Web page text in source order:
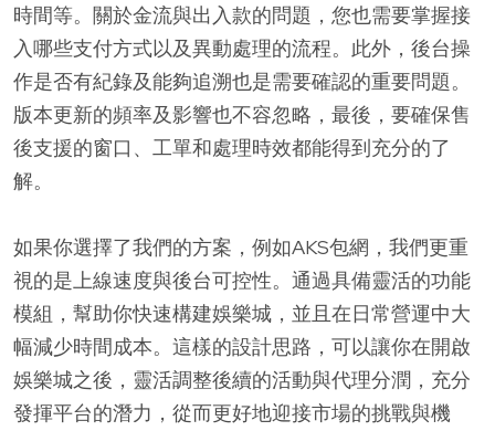
時間等。關於金流與出入款的問題，您也需要掌握接
入哪些支付方式以及異動處理的流程。此外，後台操
作是否有紀錄及能夠追溯也是需要確認的重要問題。
版本更新的頻率及影響也不容忽略，最後，要確保售
後支援的窗口、工單和處理時效都能得到充分的了
解。
如果你選擇了我們的方案，例如AKS包網，我們更重
視的是上線速度與後台可控性。通過具備靈活的功能
模組，幫助你快速構建娛樂城，並且在日常營運中大
幅減少時間成本。這樣的設計思路，可以讓你在開啟
娛樂城之後，靈活調整後續的活動與代理分潤，充分
發揮平台的潛力，從而更好地迎接市場的挑戰與機